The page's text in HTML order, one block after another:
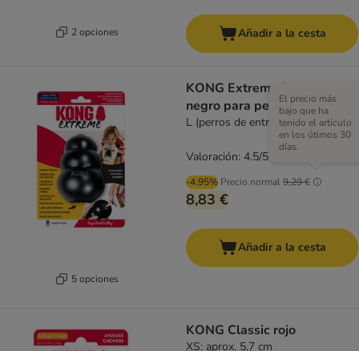
2 opciones Añadir a la cesta
5 opciones
KONG Extreme juguete
negro para perros
L (perros de entre 13 y 30 kg)
-4.95% Precio normal9,29 €
El precio más
bajo que ha
tenido el artículo
en los útimos 30
días.
8,83 €
Valoración: 4.5/5
Añadir a la cesta
KONG Classic rojo
XS: aprox. 5,7 cm